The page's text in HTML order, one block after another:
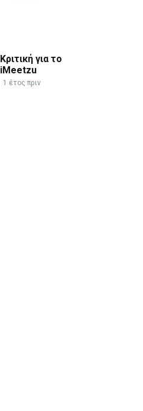
Κριτική για το
iMeetzu
1 έτος πριν